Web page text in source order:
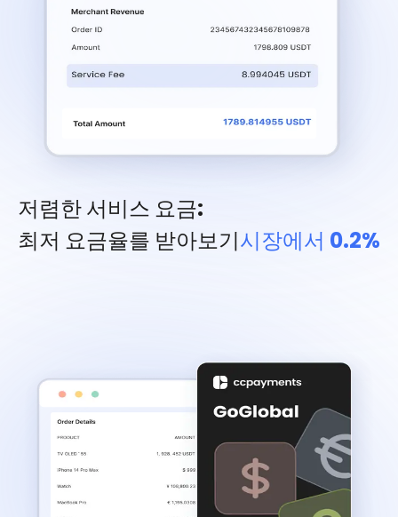
저렴한 서비스 요금:
최저 요금율를 받아보기시장에서 0.2%